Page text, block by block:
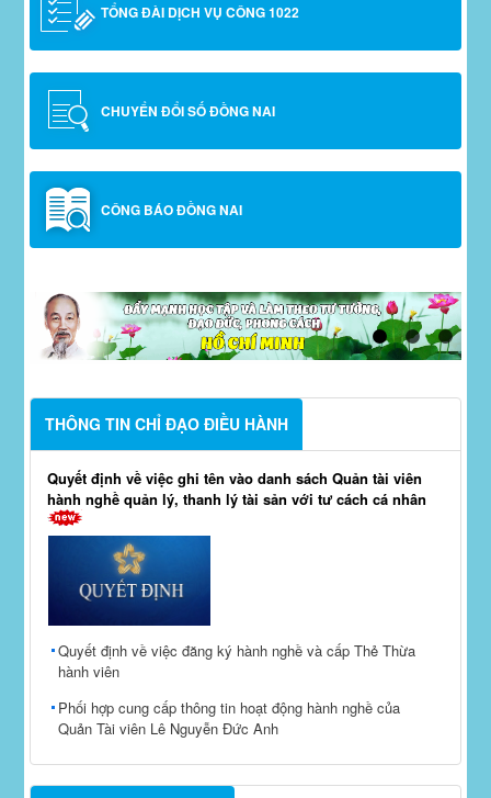
TỔNG ĐÀI DỊCH VỤ CÔNG 1022
CHUYỂN ĐỔI SỐ ĐỒNG NAI
CÔNG BÁO ĐỒNG NAI
THÔNG TIN CHỈ ĐẠO ĐIỀU HÀNH
Quyết định về việc ghi tên vào danh sách Quản tài viên
hành nghề quản lý, thanh lý tài sản với tư cách cá nhân
Quyết định về việc đăng ký hành nghề và cấp Thẻ Thừa
hành viên
Phối hợp cung cấp thông tin hoạt động hành nghề của
Quản Tài viên Lê Nguyễn Đức Anh